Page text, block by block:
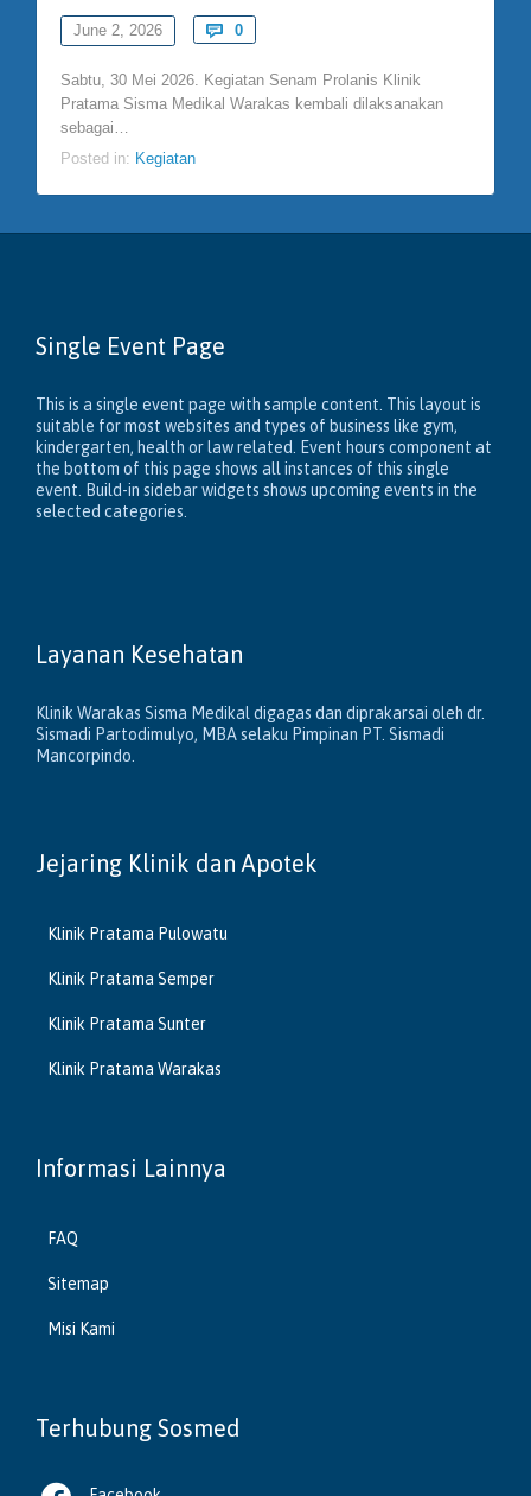
June 2, 2026  0Comments
Sabtu, 30 Mei 2026. Kegiatan Senam Prolanis Klinik
Pratama Sisma Medikal Warakas kembali dilaksanakan
sebagai…
Posted in: Kegiatan
Single Event Page
This is a single event page with sample content. This layout is
suitable for most websites and types of business like gym,
kindergarten, health or law related. Event hours component at
the bottom of this page shows all instances of this single
event. Build-in sidebar widgets shows upcoming events in the
selected categories.
Layanan Kesehatan
Klinik Warakas Sisma Medikal digagas dan diprakarsai oleh dr.
Sismadi Partodimulyo, MBA selaku Pimpinan PT. Sismadi
Mancorpindo.
Jejaring Klinik dan Apotek
Klinik Pratama Pulowatu
Klinik Pratama Semper
Klinik Pratama Sunter
Klinik Pratama Warakas
Informasi Lainnya
FAQ
Sitemap
Misi Kami
Terhubung Sosmed